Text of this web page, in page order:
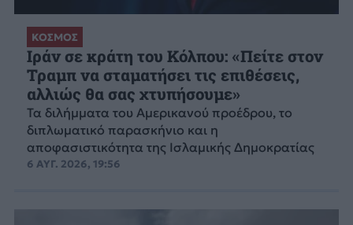
ΚΟΣΜΟΣ
Ιράν σε κράτη του Κόλπου: «Πείτε στον
Τραμπ να σταματήσει τις επιθέσεις,
αλλιώς θα σας χτυπήσουμε»
Τα διλήμματα του Αμερικανού προέδρου, το
διπλωματικό παρασκήνιο και η
αποφασιστικότητα της Ισλαμικής Δημοκρατίας
6 ΑΥΓ. 2026, 19:56